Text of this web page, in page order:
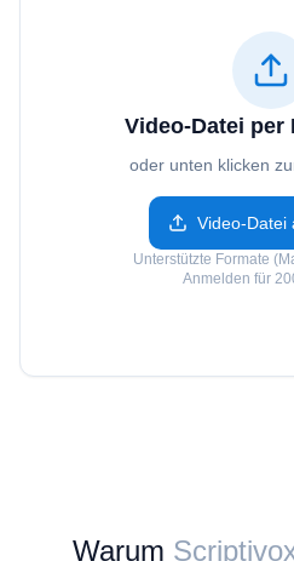
Video-Datei per
oder unten klicken
Video-Datei
Unterstützte Formate
Anmelden für
Warum